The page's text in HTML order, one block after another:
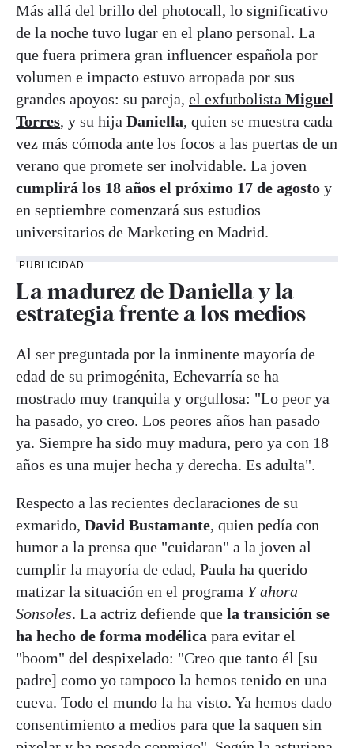
Más allá del brillo del photocall, lo significativo
de la noche tuvo lugar en el plano personal. La
que fuera primera gran influencer española por
volumen e impacto estuvo arropada por sus
grandes apoyos: su pareja, el exfutbolista Miguel
Torres, y su hija Daniella, quien se muestra cada
vez más cómoda ante los focos a las puertas de un
verano que promete ser inolvidable. La joven
cumplirá los 18 años el próximo 17 de agosto y
en septiembre comenzará sus estudios
universitarios de Marketing en Madrid.
PUBLICIDAD
La madurez de Daniella y la
estrategia frente a los medios
Al ser preguntada por la inminente mayoría de
edad de su primogénita, Echevarría se ha
mostrado muy tranquila y orgullosa: "Lo peor ya
ha pasado, yo creo. Los peores años han pasado
ya. Siempre ha sido muy madura, pero ya con 18
años es una mujer hecha y derecha. Es adulta".
Respecto a las recientes declaraciones de su
exmarido, David Bustamante, quien pedía con
humor a la prensa que "cuidaran" a la joven al
cumplir la mayoría de edad, Paula ha querido
matizar la situación en el programa Y ahora
Sonsoles. La actriz defiende que la transición se
ha hecho de forma modélica para evitar el
"boom" del despixelado: "Creo que tanto él [su
padre] como yo tampoco la hemos tenido en una
cueva. Todo el mundo la ha visto. Ya hemos dado
consentimiento a medios para que la saquen sin